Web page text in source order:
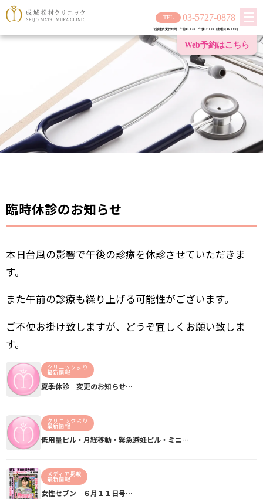
Web予約はこちら
03-5727-0878
初診最終受付時間 午前11：30 午後17：00（土曜日 16：00）
臨時休診のお知らせ
本日台風の影響で午後の診療を休診させていただきま
す。
また午前の診療も繰り上げる可能性がございます。
ご不便お掛け致しますが、どうぞ宜しくお願い致しま
す。
クリニックより
最新情報
夏季休診 変更のお知らせ…
クリニックより
最新情報
低用量ピル・月経移動・緊急避妊ピル・ミニ…
メディア掲載
最新情報
女性セブン ６月１１日号…